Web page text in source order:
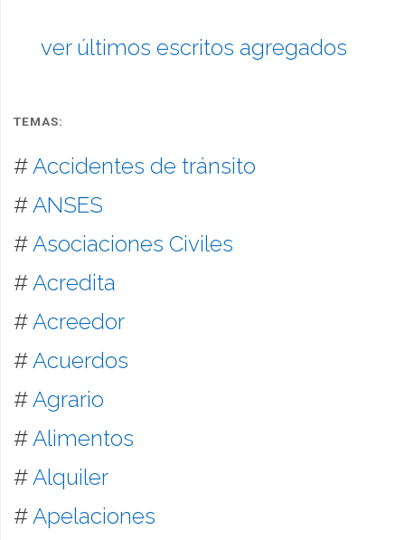
ver últimos escritos agregados
TEMAS:
# Accidentes de tránsito
# ANSES
# Asociaciones Civiles
# Acredita
# Acreedor
# Acuerdos
# Agrario
# Alimentos
# Alquiler
# Apelaciones